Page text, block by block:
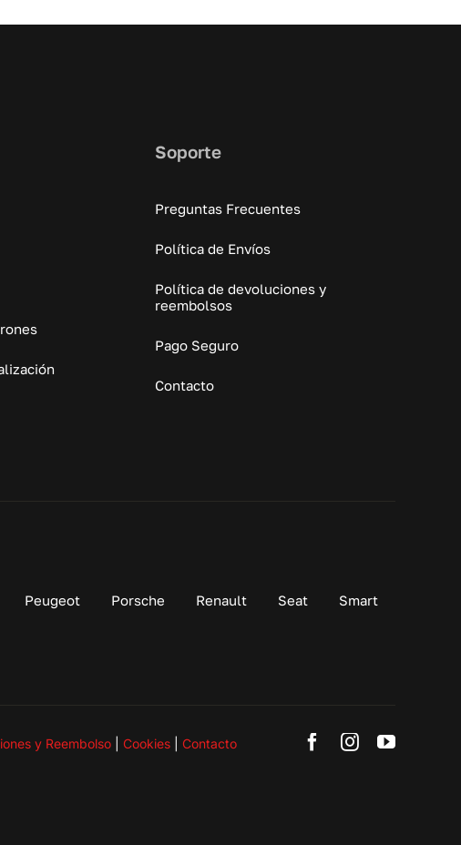
Soporte
Preguntas Frecuentes
Política de Envíos
Política de devoluciones y
reembolsos
Pago Seguro
Contacto
Peugeot Porsche Renault Seat
Smart
y Reembolso| Cookies| Contacto